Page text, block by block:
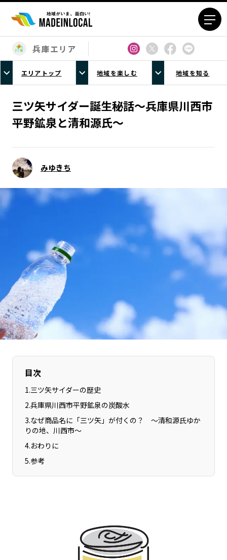
エリアから探す
北海道エリア
青森エリア
岩手エリア
宮城エリア
秋田エリア
山形エリア
福島エリア
栃木エリア
群馬エリア
埼玉エリア
東京23区エリア
神奈川エリア
新潟エリア
石川エリア
山梨エリア
長野エリア
岐阜エリア
静岡エリア
愛知エリア
三重エリア
京都エリア
北摂エリア
堺・泉州エリア
河内エリア
兵庫エリア
奈良エリア
和歌山エリア
佐賀エリア
熊本エリア
宮崎エリア
沖縄エリア
地域を代表する 企業100選
行政連携記事
兵庫エリア
エリアトップ 地域を楽しむ 地域を知る
三ツ矢サイダー誕生秘話～兵庫県川西市
平野鉱泉と清和源氏～
みゆきち
目次
1.三ツ矢サイダーの歴史
2.兵庫県川西市平野鉱泉の炭酸水
3.なぜ商品名に「三ツ矢」が付くの？ ～清和源氏ゆか
りの地、川西市～
4.おわりに
5.参考